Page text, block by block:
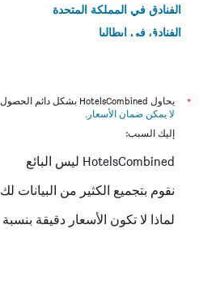
الفنادق في المملكة المتحدة
الفنادق في إيطاليا
*
يحاول HotelsCombined بشكل دائم الحصول على الأسعار الدقيقة، ولكن
لا يمكن ضمان الأسعار .
إليك السبب:
HotelsCombined ليس البائع
نقوم بتجميع الكثير من البيانات لك
لماذا لا تكون الأسعار دقيقة بنسبة 100٪؟